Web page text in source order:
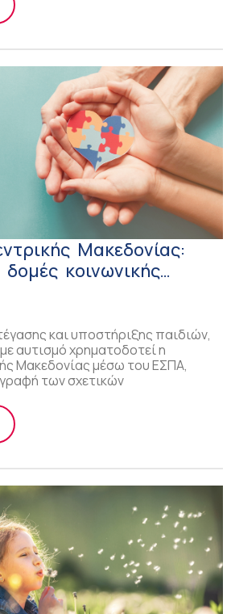
Μακεδονίας:
κοινωνικής
παιδιών,
με αυτισμό
και υποστήριξης παιδιών,
αυτισμό χρηματοδοτεί η
Μακεδονίας μέσω του ΕΣΠΑ,
των σχετικών